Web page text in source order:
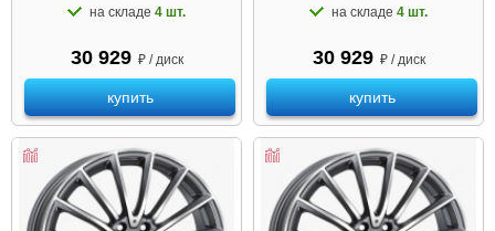
на складе 4 шт.
30 929 ₽ / диск
купить
на складе 4 шт.
30 929 ₽ / диск
купить